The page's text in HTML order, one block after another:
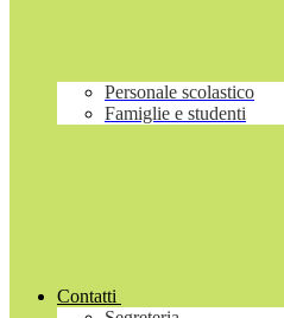
Personale scolastico
Famiglie e studenti
Contatti